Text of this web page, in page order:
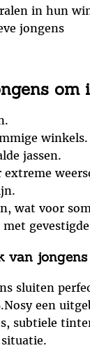
in hun
jongens
om
winkels.
jassen.
wat voor
van jongens
sluiten
een
subtiele